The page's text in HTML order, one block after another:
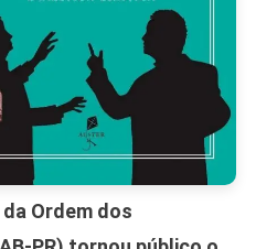
Ordem dos